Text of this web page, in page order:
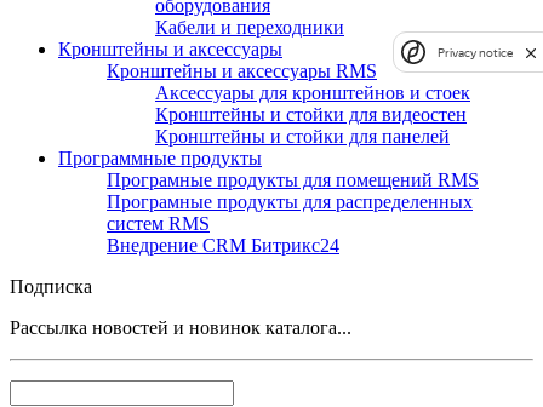
оборудования
Кабели и переходники
Кронштейны и аксессуары
Кронштейны и аксессуары RMS
Аксессуары для кронштейнов и стоек
Кронштейны и стойки для видеостен
Кронштейны и стойки для панелей
Программные продукты
Програмные продукты для помещений RMS
Програмные продукты для распределенных
систем RMS
Внедрение CRM Битрикс24
Подписка
Рассылка новостей и новинок каталога...
Privacy notice